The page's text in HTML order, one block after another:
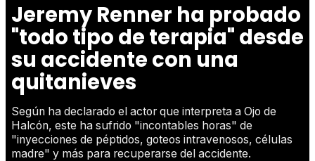
Jeremy Renner ha probado
"todo tipo de terapia" desde
su accidente con una
quitanieves
Según ha declarado el actor que interpreta a Ojo de
Halcón, este ha sufrido "incontables horas" de
"inyecciones de péptidos, goteos intravenosos, células
madre" y más para recuperarse del accidente.